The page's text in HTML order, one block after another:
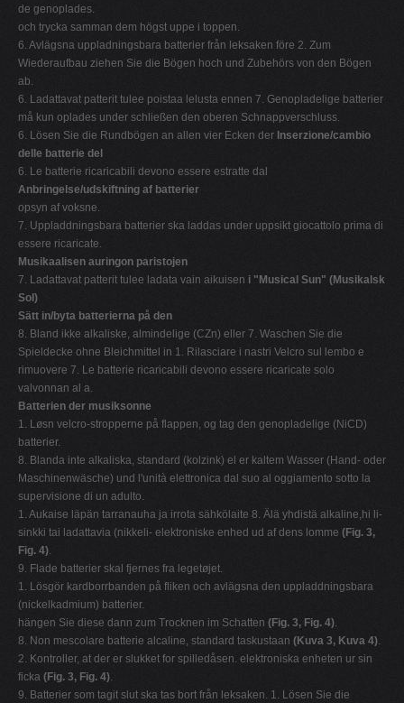
de genoplades.
och trycka samman dem högst uppe i toppen.
6. Avlägsna uppladningsbara batterier från leksaken före 2. Zum
Wiederaufbau ziehen Sie die Bögen hoch und Zubehörs von den Bögen
ab.
6. Ladattavat patterit tulee poistaa lelusta ennen 7. Genopladelige batterier
må kun oplades under schließen den oberen Schnappverschluss.
6. Lösen Sie die Rundbögen an allen vier Ecken der Inserzione/cambio
delle batterie del
6. Le batterie ricaricabili devono essere estratte dal
Anbringelse/udskiftning af batterier
opsyn af voksne.
7. Uppladdningsbara batterier ska laddas under uppsikt giocattolo prima di
essere ricaricate.
Musikaalisen auringon paristojen
7. Ladattavat patterit tulee ladata vain aikuisen i "Musical Sun" (Musikalsk
Sol)
Sätt in/byta batterierna på den
8. Bland ikke alkaliske, almindelige (CZn) eller 7. Waschen Sie die
Spieldecke ohne Bleichmittel in 1. Rilasciare i nastri Velcro sul lembo e
rimuovere 7. Le batterie ricaricabili devono essere ricaricate solo
valvonnan al a.
Batterien der musiksonne
1. Løsn velcro-stropperne på flappen, og tag den genopladelige (NiCD)
batterier.
8. Blanda inte alkaliska, standard (kolzink) el er kaltem Wasser (Hand- oder
Maschinenwäsche) und l'unità elettronica dal suo al oggiamento sotto la
supervisione di un adulto.
1. Aukaise läpän tarranauha ja irrota sähkölaite 8. Älä yhdistä alkaline,hi li-
sinkki tai ladattavia (nikkeli- elektroniske enhed ud af dens lomme (Fig. 3,
Fig. 4).
9. Flade batterier skal fjernes fra legetøjet.
1. Lösgör kardborrbanden på fliken och avlägsna den uppladdningsbara
(nickelkadmium) batterier.
hängen Sie diese dann zum Trocknen im Schatten (Fig. 3, Fig. 4).
8. Non mescolare batterie alcaline, standard taskustaan (Kuva 3, Kuva 4).
2. Kontroller, at der er slukket for spilledåsen. elektroniska enheten ur sin
ficka (Fig. 3, Fig. 4).
9. Batterier som tagit slut ska tas bort från leksaken. 1. Lösen Sie die